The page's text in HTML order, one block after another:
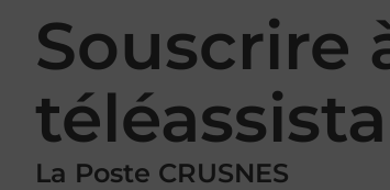
Souscrire
La Poste CRUSNES